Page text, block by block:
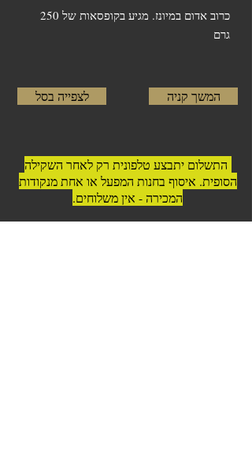
כרוב אדום במיונז. מגיע בקופסאות של 250
גרם
לצפייה בסל המשך קניה
התשלום יתבצע טלפונית רק לאחר השקילה
הסופית. איסוף בחנות המפעל או אחת מנקודות
המכירה - אין משלוחים.